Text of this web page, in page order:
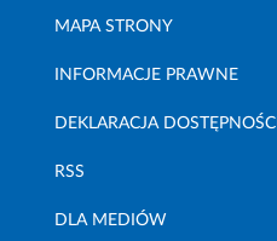
MAPA STRONY
INFORMACJE PRAWNE
DEKLARACJA DOSTĘPNOŚCI
RSS
DLA MEDIÓW